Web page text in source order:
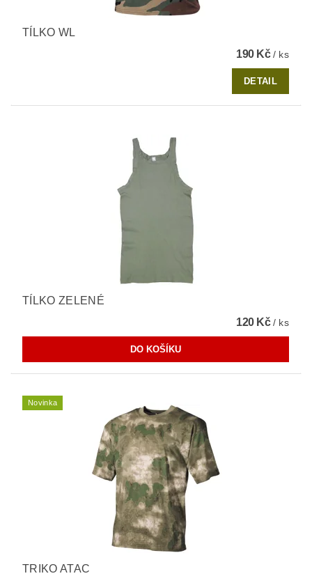
TÍLKO WL
190 Kč/ ks
DETAIL
TÍLKO ZELENÉ
120 Kč/ ks
Novinka
TRIKO ATAC